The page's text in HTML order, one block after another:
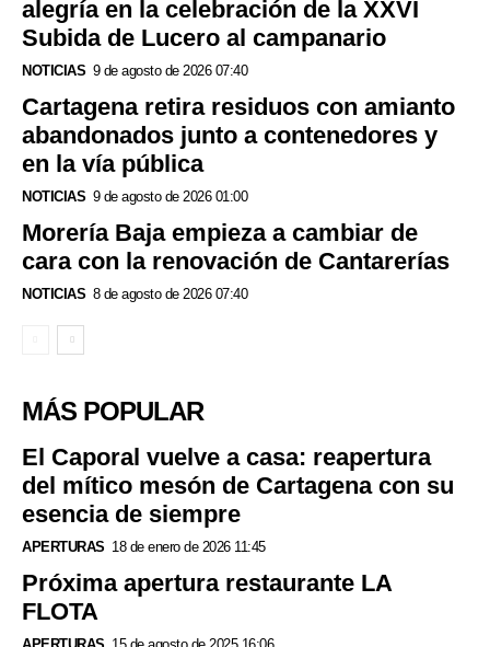
alegría en la celebración de la XXVI
Subida de Lucero al campanario
NOTICIAS 9 de agosto de 2026 07:40
Cartagena retira residuos con amianto
abandonados junto a contenedores y
en la vía pública
NOTICIAS 9 de agosto de 2026 01:00
Morería Baja empieza a cambiar de
cara con la renovación de Cantarerías
NOTICIAS 8 de agosto de 2026 07:40
MÁS POPULAR
El Caporal vuelve a casa: reapertura
del mítico mesón de Cartagena con su
esencia de siempre
APERTURAS 18 de enero de 2026 11:45
Próxima apertura restaurante LA
FLOTA